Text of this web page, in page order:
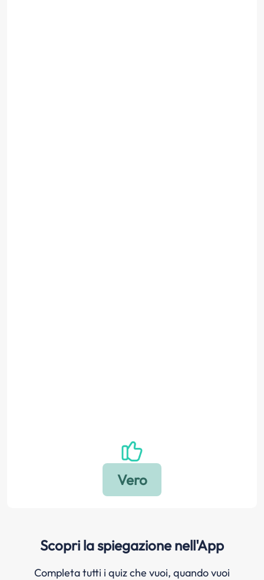
Scopri la spiegazione nell'App
Completa tutti i quiz che vuoi, quando vuoi